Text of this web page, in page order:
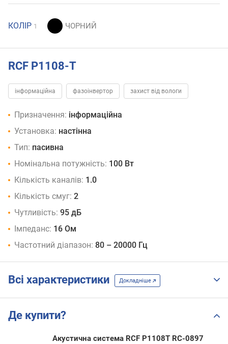
КОЛІР 1
RCF P1108-T
інформаційна фазоінвертор захист від вологи
Призначення: інформаційна
Установка: настінна
Тип: пасивна
Номінальна потужність: 100 Вт
Кількість каналів: 1.0
Кількість смуг: 2
Чутливість: 95 дБ
Імпеданс: 16 Ом
Частотний діапазон: 80 – 20000 Гц
Всі характеристики Докладніше
Де купити?
Акустична система RCF P1108T RC-0897